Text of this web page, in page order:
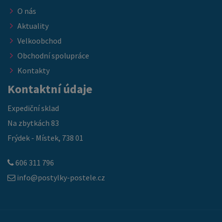
O nás
Aktuality
Velkoobchod
Obchodní spolupráce
Kontakty
Kontaktní údaje
Expediční sklad
Na zbytkách 83
Frýdek - Místek, 738 01
606 311 796
info@postylky-postele.cz